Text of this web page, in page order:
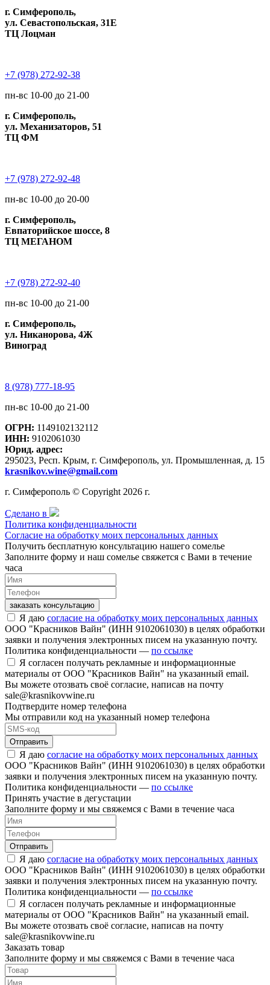
г. Симферополь,
ул. Севастопольская, 31Е
ТЦ Лоцман
+7 (978) 272-92-38
пн-вс 10-00 до 21-00
г. Симферополь,
ул. Механизаторов, 51
ТЦ ФМ
+7 (978) 272-92-48
пн-вс 10-00 до 20-00
г. Симферополь,
Евпаторийское шоссе, 8
ТЦ МЕГАНОМ
+7 (978) 272-92-40
пн-вс 10-00 до 21-00
г. Симферополь,
ул. Никанорова, 4Ж
Виноград
8 (978) 777-18-95
пн-вс 10-00 до 21-00
ОГРН: 1149102132112
ИНН: 9102061030
Юрид. адрес:
295023, Респ. Крым, г. Симферополь, ул. Промышленная, д. 15
krasnikov.wine@gmail.com
г. Симферополь © Copyright 2026 г.
Сделано в
Политика конфиденциальности
Согласие на обработку моих персональных данных
Получить бесплатную консультацию нашего сомелье
Заполните форму и наш сомелье свяжется с Вами в течение
часа
заказать консультацию
Я даю согласие на обработку моих персональных данных
ООО "Красников Вайн" (ИНН 9102061030) в целях обработки
заявки и получения электронных писем на указанную почту.
Политика конфиденциальности — по ссылке
Я согласен получать рекламные и информационные
материалы от ООО "Красников Вайн" на указанный email.
Вы можете отозвать своё согласие, написав на почту
sale@krasnikovwine.ru
Подтвердите номер телефона
Мы отправили код на указанный номер телефона
Отправить
Я даю согласие на обработку моих персональных данных
ООО "Красников Вайн" (ИНН 9102061030) в целях обработки
заявки и получения электронных писем на указанную почту.
Политика конфиденциальности — по ссылке
Принять участие в дегустации
Заполните форму и мы свяжемся с Вами в течение часа
Отправить
Я даю согласие на обработку моих персональных данных
ООО "Красников Вайн" (ИНН 9102061030) в целях обработки
заявки и получения электронных писем на указанную почту.
Политика конфиденциальности — по ссылке
Я согласен получать рекламные и информационные
материалы от ООО "Красников Вайн" на указанный email.
Вы можете отозвать своё согласие, написав на почту
sale@krasnikovwine.ru
Заказать товар
Заполните форму и мы свяжемся с Вами в течение часа